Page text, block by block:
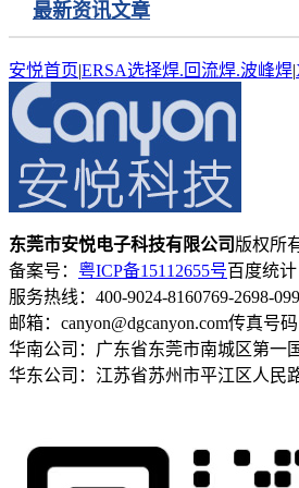
最新资讯文章
安悦首页|ERSA选择焊.回流焊.波峰焊|
东莞市安悦电子科技有限公司 版权所
备案号： 粤ICP备15112655号百度统计
服务热线：400-9024-8160769-2698-
邮箱：canyon@dgcanyon.com传真号码
华南公司：广东省东莞市南城区第一
华东公司：江苏省苏州市平江区人民